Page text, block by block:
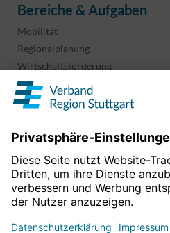
Bereiche & Aufgaben
Mobilität
Regionalplanung
Wirtschaftsförderung
Sport und Kultur
Projekte & Programme
Informationen &